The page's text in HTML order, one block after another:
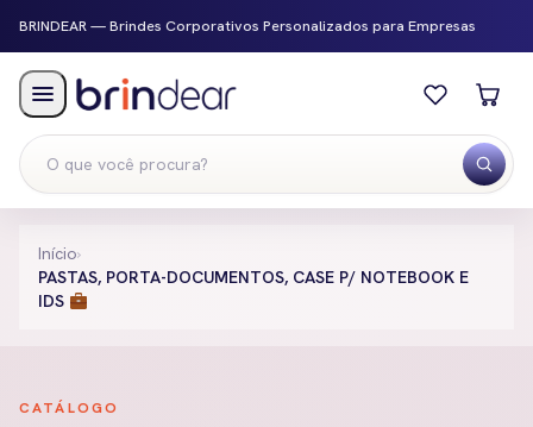
BRINDEAR — Brindes Corporativos Personalizados para Empresas
Menu
Início›
PASTAS, PORTA-DOCUMENTOS, CASE P/ NOTEBOOK E
IDS
CATÁLOGO